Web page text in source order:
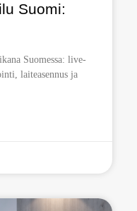
Suomi:
Suomessa: live-
laiteasennus ja